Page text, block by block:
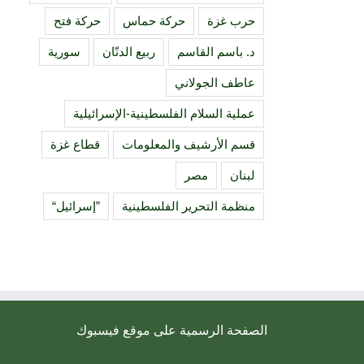
حرب غزة حركة حماس حركة فتح
د. باسم القاسم ربيع الدنّان سورية
عاطف الجولاني
عملية السلام الفلسطينية-الإسرائيلية
قسم الأرشيف والمعلومات قطاع غزة
لبنان مصر
منظمة التحرير الفلسطينية ”إسرائيل“
الصفحة الرسمية على موقع فيسبوك